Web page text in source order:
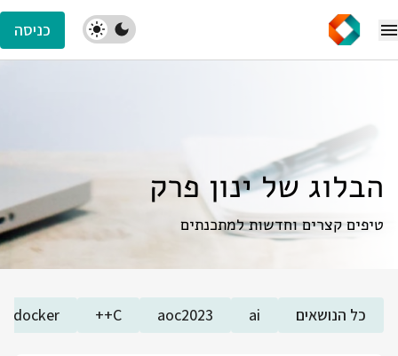
כניסה
הבלוג של ינון פרק
טיפים קצרים וחדשות למתכנתים
כל הנושאים ai
aoc2023
C++
docker